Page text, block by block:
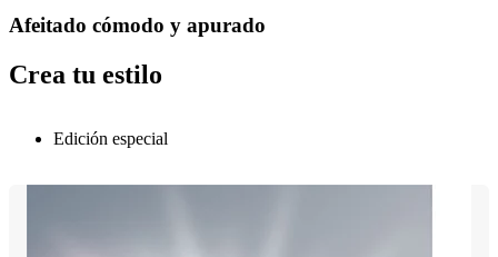
Afeitado cómodo y apurado
Crea tu estilo
Edición especial